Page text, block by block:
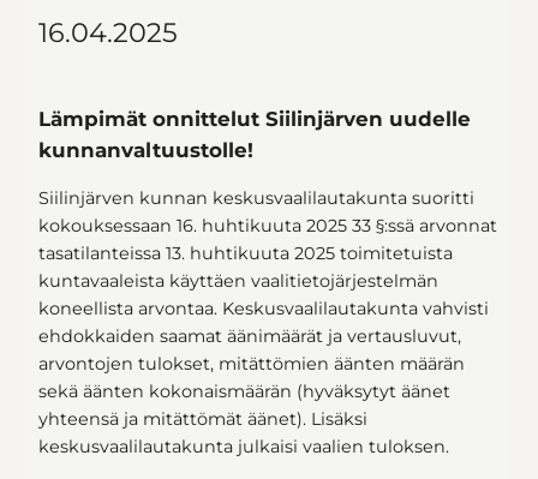
16.04.2025
Lämpimät onnittelut Siilinjärven uudelle
kunnanvaltuustolle!
Siilinjärven kunnan keskusvaalilautakunta suoritti
kokouksessaan 16. huhtikuuta 2025 33 §:ssä arvonnat
tasatilanteissa 13. huhtikuuta 2025 toimitetuista
kuntavaaleista käyttäen vaalitietojärjestelmän
koneellista arvontaa. Keskusvaalilautakunta vahvisti
ehdokkaiden saamat äänimäärät ja vertausluvut,
arvontojen tulokset, mitättömien äänten määrän
sekä äänten kokonaismäärän (hyväksytyt äänet
yhteensä ja mitättömät äänet). Lisäksi
keskusvaalilautakunta julkaisi vaalien tuloksen.